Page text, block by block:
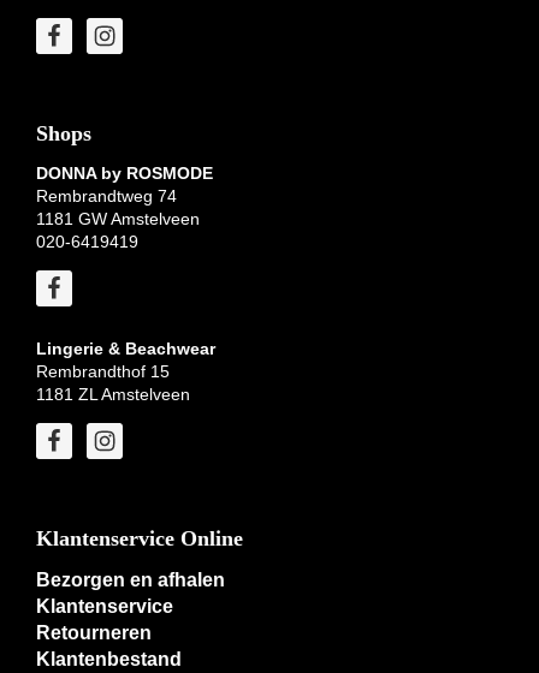
Shops
DONNA by ROSMODE
Rembrandtweg 74
1181 GW Amstelveen
020-6419419
Lingerie & Beachwear
Rembrandthof 15
1181 ZL Amstelveen
Klantenservice Online
Bezorgen en afhalen
Klantenservice
Retourneren
Klantenbestand